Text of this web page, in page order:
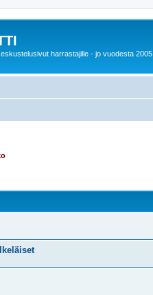
harrastajille - jo vuodesta 2005